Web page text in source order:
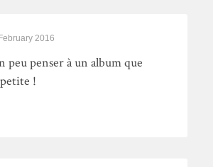
2016
peu penser à un album que
!